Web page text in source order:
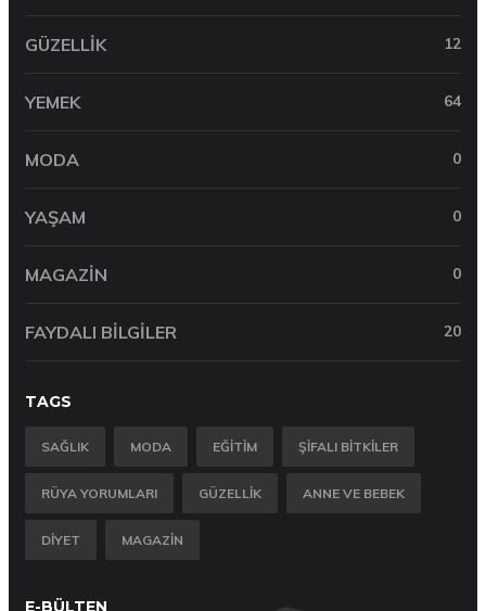
GÜZELLIK 12
YEMEK 64
MODA 0
YAŞAM 0
MAGAZIN 0
FAYDALI BILGILER 20
TAGS
SAĞLIK MODA EĞITIM ŞIFALI BITKILER
RÜYA YORUMLARI GÜZELLIK ANNE VE BEBEK
DIYET MAGAZIN
E-BÜLTEN